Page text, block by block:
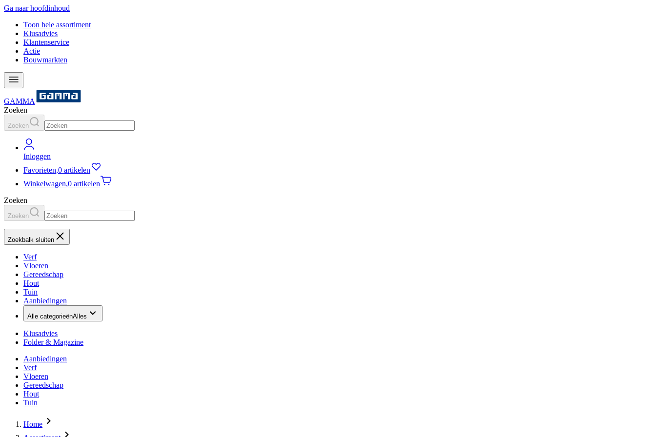
Ga naar hoofdinhoud
Toon hele assortiment
Klusadvies
Klantenservice
Actie
Bouwmarkten
GAMMA
Zoeken
Zoeken
Inloggen
Favorieten,0 artikelen
Winkelwagen,0 artikelen
Zoeken
Zoeken
Zoekbalk sluiten
Verf
Vloeren
Gereedschap
Hout
Tuin
Aanbiedingen
Alle categorieënAlles
Klusadvies
Folder & Magazine
Aanbiedingen
Verf
Vloeren
Gereedschap
Hout
Tuin
Home